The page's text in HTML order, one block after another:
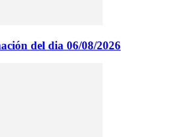
del dia 06/08/2026